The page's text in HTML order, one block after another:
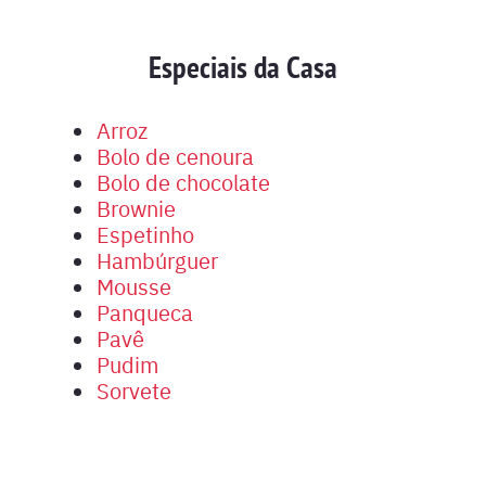
Especiais da Casa
Arroz
Bolo de cenoura
Bolo de chocolate
Brownie
Espetinho
Hambúrguer
Mousse
Panqueca
Pavê
Pudim
Sorvete